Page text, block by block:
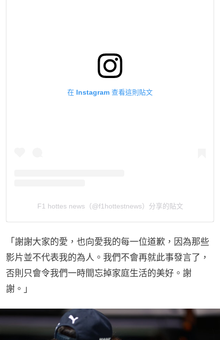
在 Instagram 查看這則貼文
F1 hottes news（@f1hottestnews）分享的貼文
「謝謝大家的愛，也向愛我的每一位道歉，因為那些
影片並不代表我的為人。我們不會再就此事發言了，
否則只會令我們一時間忘掉家庭生活的美好。謝
謝。」